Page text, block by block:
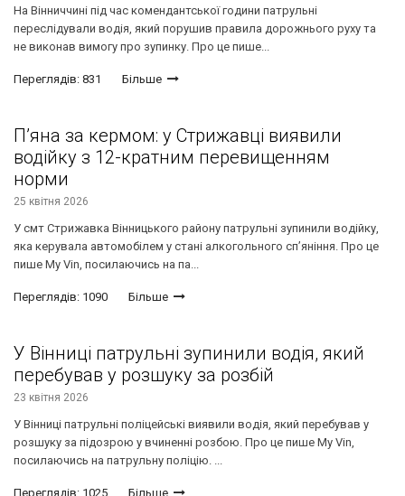
На Вінниччині під час комендантської години патрульні
переслідували водія, який порушив правила дорожнього руху та
не виконав вимогу про зупинку. Про це пише...
Переглядів: 831 Більше
П’яна за кермом: у Стрижавці виявили
водійку з 12-кратним перевищенням
норми
25 квітня 2026
У смт Стрижавка Вінницького району патрульні зупинили водійку,
яка керувала автомобілем у стані алкогольного сп’яніння. Про це
пише My Vin, посилаючись на па...
Переглядів: 1090 Більше
У Вінниці патрульні зупинили водія, який
перебував у розшуку за розбій
23 квітня 2026
У Вінниці патрульні поліцейські виявили водія, який перебував у
розшуку за підозрою у вчиненні розбою. Про це пише My Vin,
посилаючись на патрульну поліцію. ...
Переглядів: 1025 Більше